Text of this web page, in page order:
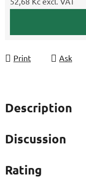
Print Ask
Description
Discussion
Rating